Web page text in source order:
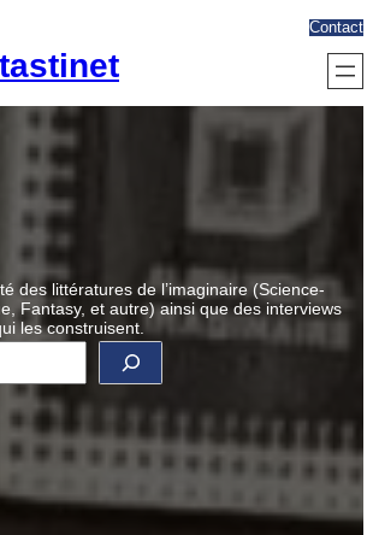
Contact
des littératures de l’imaginaire (Science-
Fantasy, et autre) ainsi que des interviews
les construisent.